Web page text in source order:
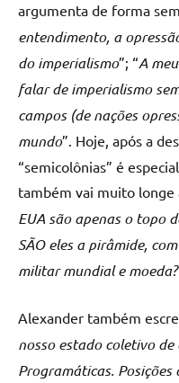
argumenta de forma
entendimento, a
do imperialismo”; “A
falar de imperialismo
campos (de nações
mundo”. Hoje, após a
“semicolônias” é
também vai muito longe
EUA são apenas o topo
SÃO eles a pirâmide,
militar mundial e
Alexander também
nosso estado coletivo de
Programáticas.